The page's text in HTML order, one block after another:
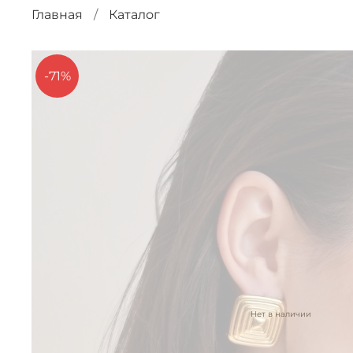
Главная Каталог
Нет в наличии
-71%